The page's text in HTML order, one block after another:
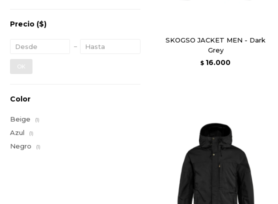
SKOGSO JACKET MEN - Dark
Grey
$ 16.000
Precio ($)
OK
Color
Beige (1)
Azul (1)
Negro (1)